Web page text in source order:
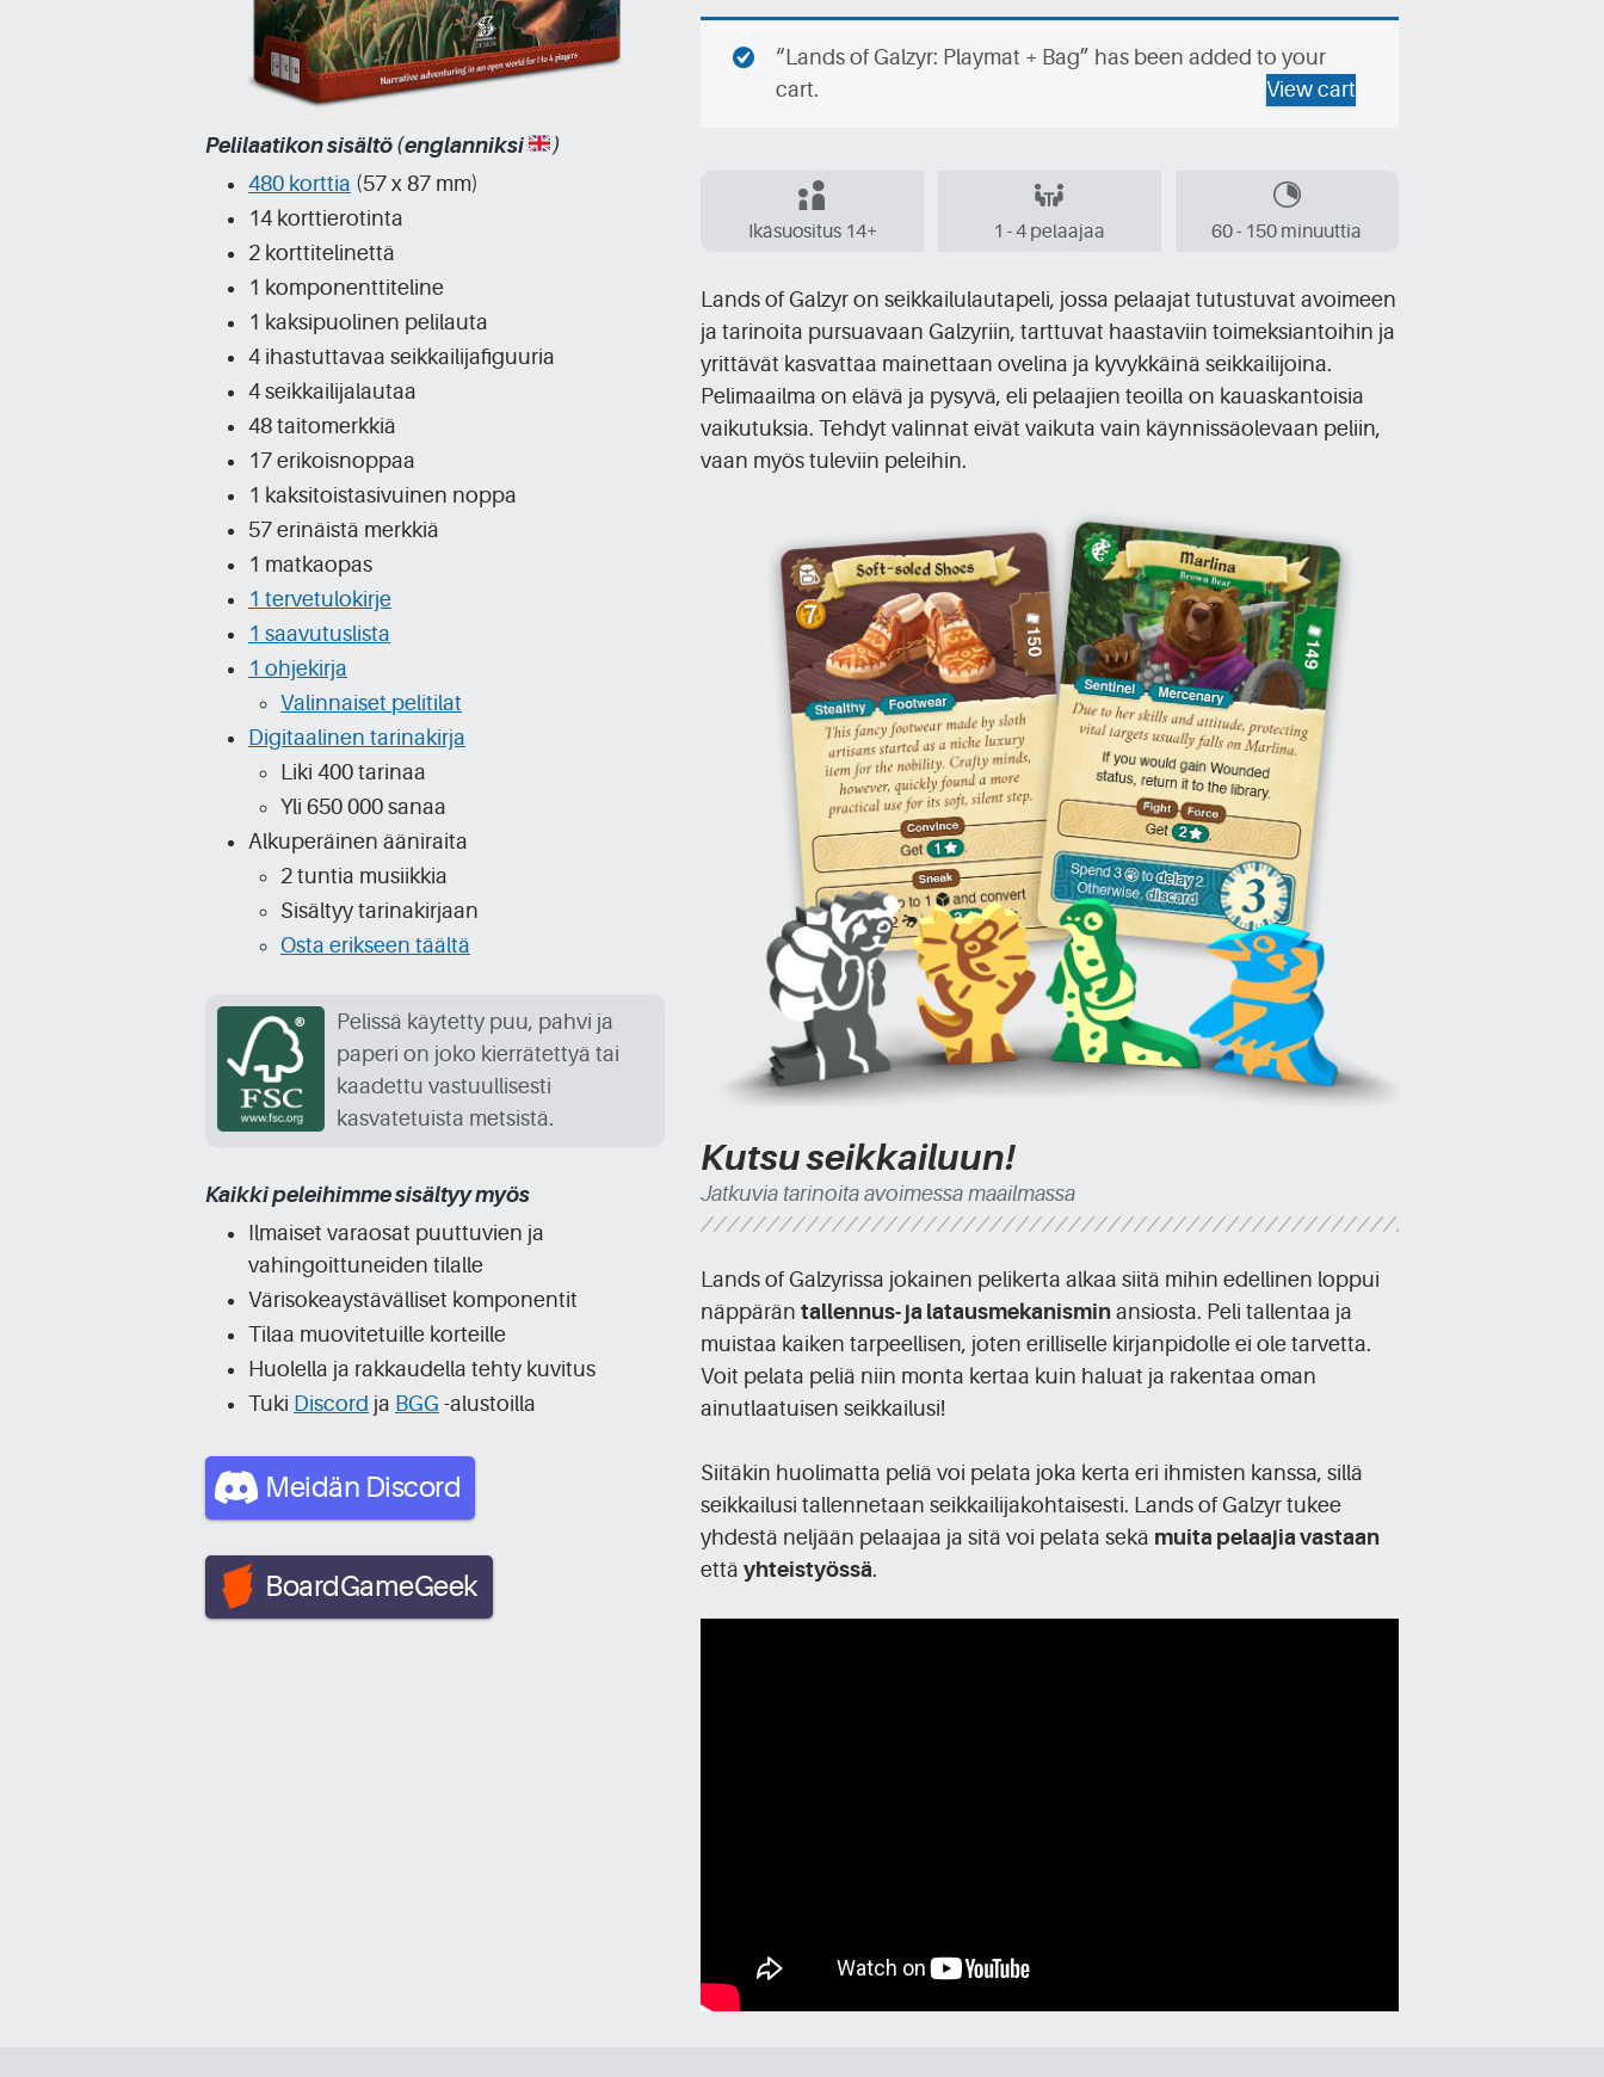
Pelilaatikon sisältö (englanniksi
)
480 korttia (57 x 87 mm)
14 korttierotinta
2 korttitelinettä
1 komponenttiteline
1 kaksipuolinen pelilauta
4 ihastuttavaa seikkailijafiguuria
4 seikkailijalautaa
48 taitomerkkiä
17 erikoisnoppaa
1 kaksitoistasivuinen noppa
57 erinäistä merkkiä
1 matkaopas
1 tervetulokirje
1 saavutuslista
1 ohjekirja
Valinnaiset pelitilat
Digitaalinen tarinakirja
Liki 400 tarinaa
Yli 650 000 sanaa
Alkuperäinen ääniraita
2 tuntia musiikkia
Sisältyy tarinakirjaan
Osta erikseen täältä
Pelissä käytetty puu, pahvi ja
paperi on joko kierrätettyä tai
kaadettu vastuullisesti
kasvatetuista metsistä.
Kaikki peleihimme sisältyy myös
Ilmaiset varaosat puuttuvien ja
vahingoittuneiden tilalle
Värisokeaystävälliset komponentit
Tilaa muovitetuille korteille
Huolella ja rakkaudella tehty kuvitus
Tuki Discord ja BGG -alustoilla
Meidän Discord
BoardGameGeek
“Lands of Galzyr: Playmat + Bag” has been added to your
cart.
View cart
Ikäsuositus 14+ 1 - 4 pelaajaa 60 - 150 minuuttia
Lands of Galzyr on seikkailulautapeli, jossa pelaajat tutustuvat avoimeen
ja tarinoita pursuavaan Galzyriin, tarttuvat haastaviin toimeksiantoihin ja
yrittävät kasvattaa mainettaan ovelina ja kyvykkäinä seikkailijoina.
Pelimaailma on elävä ja pysyvä, eli pelaajien teoilla on kauaskantoisia
vaikutuksia. Tehdyt valinnat eivät vaikuta vain käynnissäolevaan peliin,
vaan myös tuleviin peleihin.
Kutsu seikkailuun!
Jatkuvia tarinoita avoimessa maailmassa
Lands of Galzyrissa jokainen pelikerta alkaa siitä mihin edellinen loppui
näppärän tallennus- ja latausmekanismin ansiosta. Peli tallentaa ja
muistaa kaiken tarpeellisen, joten erilliselle kirjanpidolle ei ole tarvetta.
Voit pelata peliä niin monta kertaa kuin haluat ja rakentaa oman
ainutlaatuisen seikkailusi!
Siitäkin huolimatta peliä voi pelata joka kerta eri ihmisten kanssa, sillä
seikkailusi tallennetaan seikkailijakohtaisesti. Lands of Galzyr tukee
yhdestä neljään pelaajaa ja sitä voi pelata sekä muita pelaajia vastaan
että yhteistyössä.